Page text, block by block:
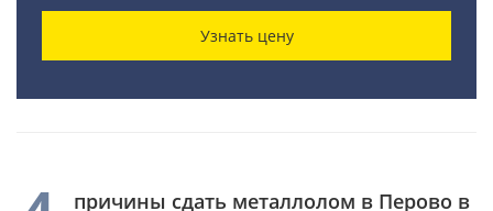
Узнать цену
причины сдать металлолом в Перово в